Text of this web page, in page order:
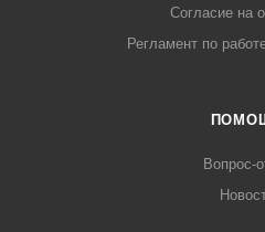
Согласие на
Регламент по
Вопрос-